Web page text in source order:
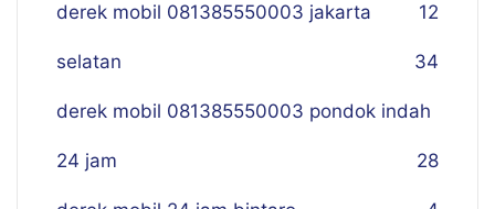
12
derek mobil 081385550003 jakarta
selatan 34
derek mobil 081385550003 pondok indah
24 jam 28